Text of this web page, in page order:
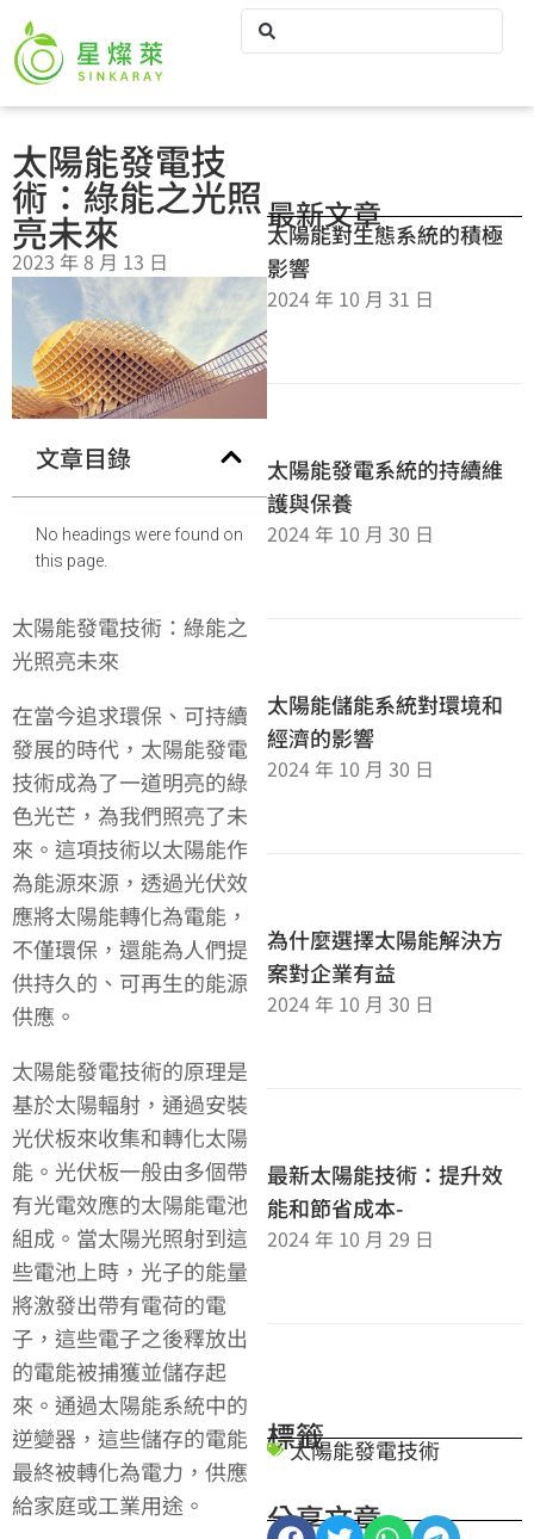
太陽能發電技
術：綠能之光照
亮未來
2023 年 8 月 13 日
文章目錄
No headings were found on
this page.
太陽能發電技術：綠能之
光照亮未來
在當今追求環保、可持續
發展的時代，太陽能發電
技術成為了一道明亮的綠
色光芒，為我們照亮了未
來。這項技術以太陽能作
為能源來源，透過光伏效
應將太陽能轉化為電能，
不僅環保，還能為人們提
供持久的、可再生的能源
供應。
太陽能發電技術的原理是
基於太陽輻射，通過安裝
光伏板來收集和轉化太陽
能。光伏板一般由多個帶
有光電效應的太陽能電池
組成。當太陽光照射到這
些電池上時，光子的能量
將激發出帶有電荷的電
子，這些電子之後釋放出
的電能被捕獲並儲存起
來。通過太陽能系統中的
逆變器，這些儲存的電能
最終被轉化為電力，供應
給家庭或工業用途。
最新文章
太陽能對生態系統的積極
影響
2024 年 10 月 31 日
太陽能發電系統的持續維
護與保養
2024 年 10 月 30 日
太陽能儲能系統對環境和
經濟的影響
2024 年 10 月 30 日
為什麼選擇太陽能解決方
案對企業有益
2024 年 10 月 30 日
最新太陽能技術：提升效
能和節省成本-
2024 年 10 月 29 日
標籤
太陽能發電技術
分享文章